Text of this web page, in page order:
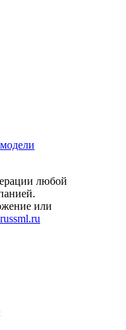
любой
или